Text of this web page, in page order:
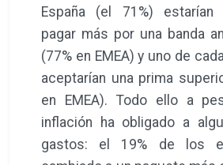
España (el 71%)
pagar más por una banda
(77% en EMEA) y uno de
aceptarían una prima
en EMEA). Todo ello a
inflación ha obligado a
gastos: el 19% de los